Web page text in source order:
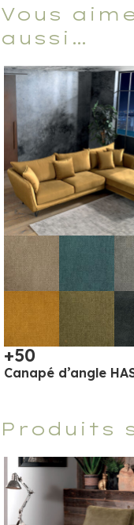
Vous
aussi…
+50
Canapé d’angle
Produits